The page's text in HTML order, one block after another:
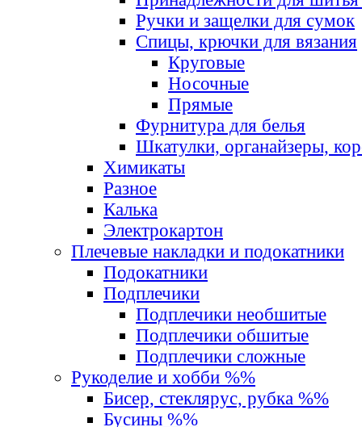
Ручки и защелки для сумок
Спицы, крючки для вязания
Круговые
Носочные
Прямые
Фурнитура для белья
Шкатулки, органайзеры,
Химикаты
Разное
Калька
Электрокартон
Плечевые накладки и подокатники
Подокатники
Подплечики
Подплечики необшитые
Подплечики обшитые
Подплечики сложные
Рукоделие и хобби %%
Бисер, стеклярус, рубка %%
Бусины %%